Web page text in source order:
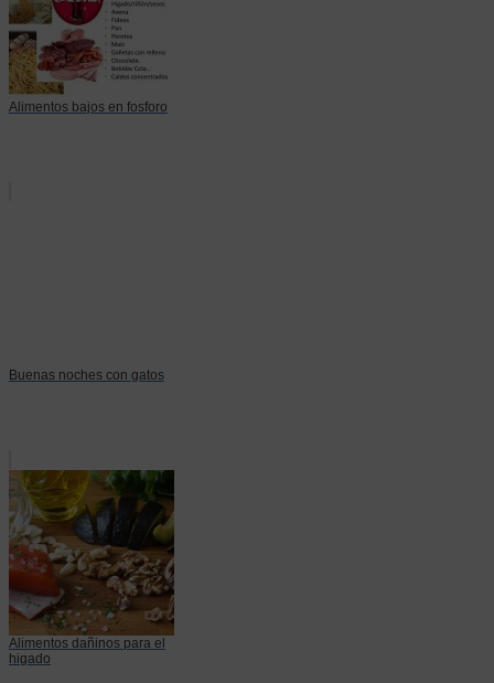
Alimentos bajos en fosforo
Buenas noches con gatos
Alimentos dañinos para el
higado